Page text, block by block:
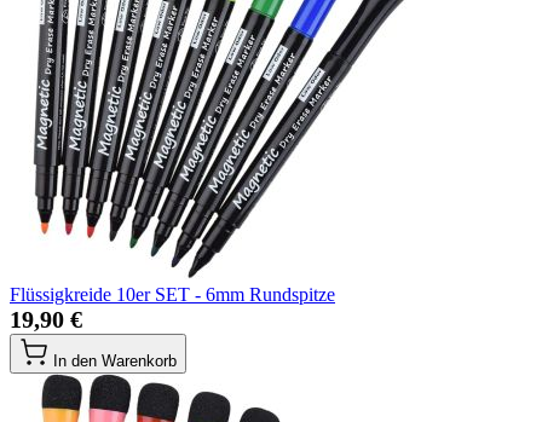
Flüssigkreide 10er SET - 6mm Rundspitze
19,90 €
In den Warenkorb